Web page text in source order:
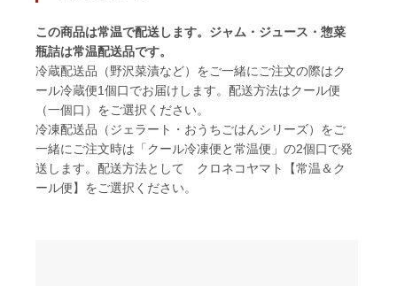
この商品は常温で配送します。ジャム・ジュース・惣菜
瓶詰は常温配送品です。
冷蔵配送品（野沢菜漬など）をご一緒にご注文の際はク
ール冷蔵便1個口でお届けします。配送方法はクール便
（一個口）をご選択ください。
冷凍配送品（ジェラート・おうちごはんシリーズ）をご
一緒にご注文時は「クール冷凍便と常温便」の2個口で発
送します。配送方法として クロネコヤマト【常温＆ク
ール便】をご選択ください。